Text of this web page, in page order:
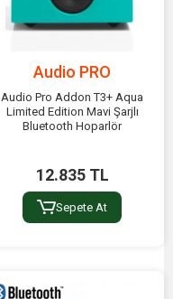
Audio PRO
Audio Pro Addon T3+ Aqua
Limited Edition Mavi Şarjlı
Bluetooth Hoparlör
12.835 TL
Sepete At